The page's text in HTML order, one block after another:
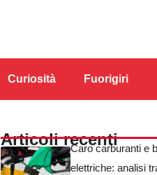
Curiosità Fuorigiri
Articoli recenti
Caro carburanti e
elettriche: analisi